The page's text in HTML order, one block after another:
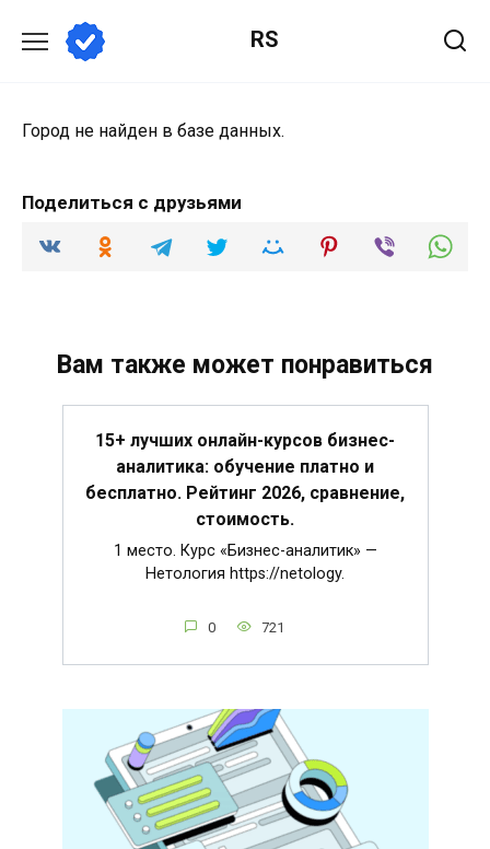
содержанию
RS
Город не найден в базе данных.
Поделиться с друзьями
Вам также может понравиться
15+ лучших онлайн-курсов бизнес-
аналитика: обучение платно и
бесплатно. Рейтинг 2026, сравнение,
стоимость.
1 место. Курс «Бизнес-аналитик» —
Нетология https://netology.
0 721